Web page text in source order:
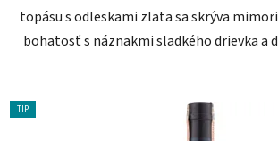
topásu s odleskami zlata sa skrýva
bohatosť s náznakmi sladkého drievka a
TIP